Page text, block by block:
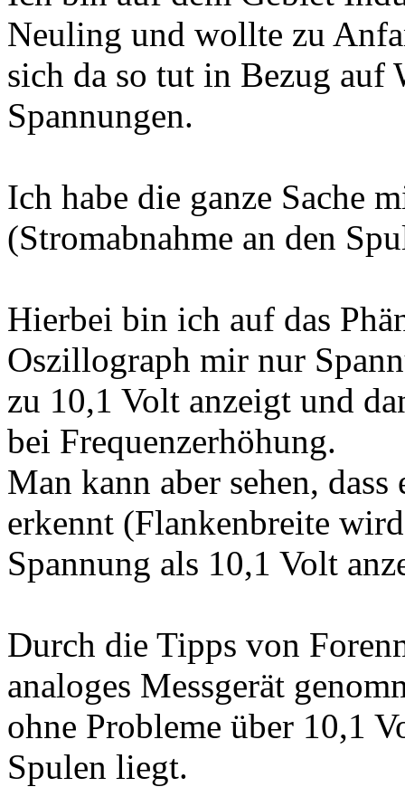
Neuling und wollte zu
sich da so tut in Bezug auf
Spannungen.
Ich habe die ganze Sache
(Stromabnahme an den
Hierbei bin ich auf das
Oszillograph mir nur
zu 10,1 Volt anzeigt und
bei Frequenzerhöhung.
Man kann aber sehen,
erkennt (Flankenbreite
Spannung als 10,1 Volt
Durch die Tipps von
analoges Messgerät
ohne Probleme über 10,1
Spulen liegt.